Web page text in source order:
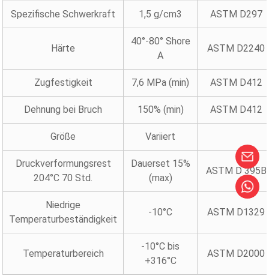
Spezifische Schwerkraft 1,5 g/cm3 ASTM D297
Härte
40°-80° Shore
A
ASTM D2240
Zugfestigkeit 7,6 MPa (min) ASTM D412
Dehnung bei Bruch 150% (min) ASTM D412
Größe Variiert
Druckverformungsrest
204°C 70 Std.
Dauerset 15%
(max)
ASTM D 395B
Niedrige
Temperaturbeständigkeit
-10°C ASTM D1329
Temperaturbereich
-10°C bis
+316°C
ASTM D2000